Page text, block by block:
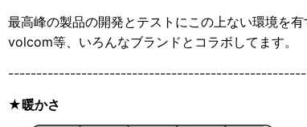
最高峰の製品の開発とテストにこの上ない環境を有
volcom等、いろんなブランドとコラボしてます。
★暖かさ